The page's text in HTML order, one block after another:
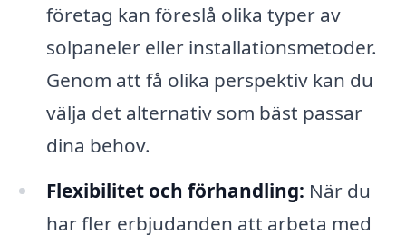
företag kan föreslå olika typer av
solpaneler eller installationsmetoder.
Genom att få olika perspektiv kan du
välja det alternativ som bäst passar
dina behov.
Flexibilitet och förhandling: När du
har fler erbjudanden att arbeta med